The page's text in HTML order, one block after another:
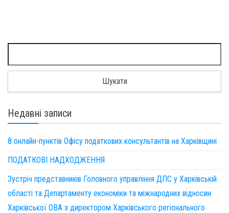
Недавні записи
8 онлайн-пунктів Офісу податкових консультантів на Харківщині
ПОДАТКОВІ НАДХОДЖЕННЯ
Зустріч представників Головного управління ДПС у Харківській
області та Департаменту економіки та міжнародних відносин
Харківської ОВА з директором Харківського регіонального